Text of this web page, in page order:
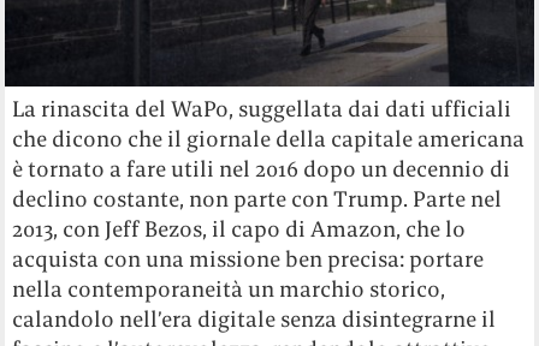
La rinascita del WaPo, suggellata dai dati ufficiali
che dicono che il giornale della capitale americana
è tornato a fare utili nel 2016 dopo un decennio di
declino costante, non parte con Trump. Parte nel
2013, con Jeff Bezos, il capo di Amazon, che lo
acquista con una missione ben precisa: portare
nella contemporaneità un marchio storico,
calandolo nell’era digitale senza disintegrarne il